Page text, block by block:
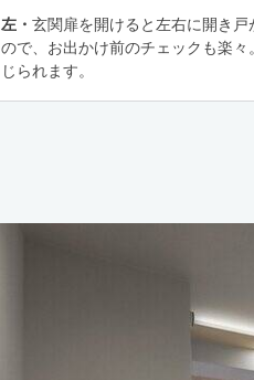
左・ 玄関扉を開けると左右に開き
ので、お出かけ前のチェックも楽々
じられます。